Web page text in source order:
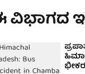
ವಿಭಾಗದ